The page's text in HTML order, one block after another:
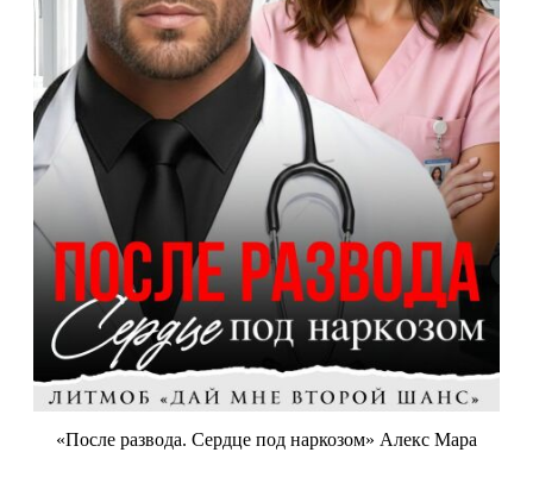
«После развода. Сердце под наркозом» Алекс Мара